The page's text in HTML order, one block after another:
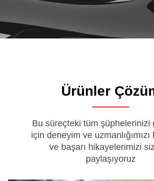
Ürünler
Bu süreçteki tüm şüphelerinizi
için deneyim ve uzmanlığımızı
ve başarı hikayelerimizi
paylaşıyoruz